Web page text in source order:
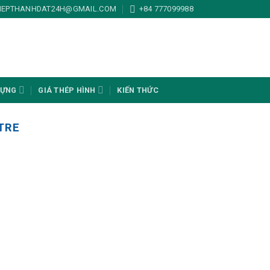
+84 777099988
GIÁ THÉP HÌNH KIẾN THỨC